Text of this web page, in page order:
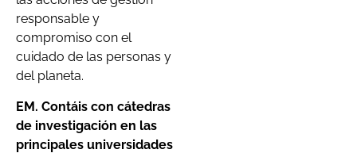
responsable y
compromiso con el
cuidado de las personas y
del planeta.
EM. Contáis con cátedras
de investigación en las
principales universidades